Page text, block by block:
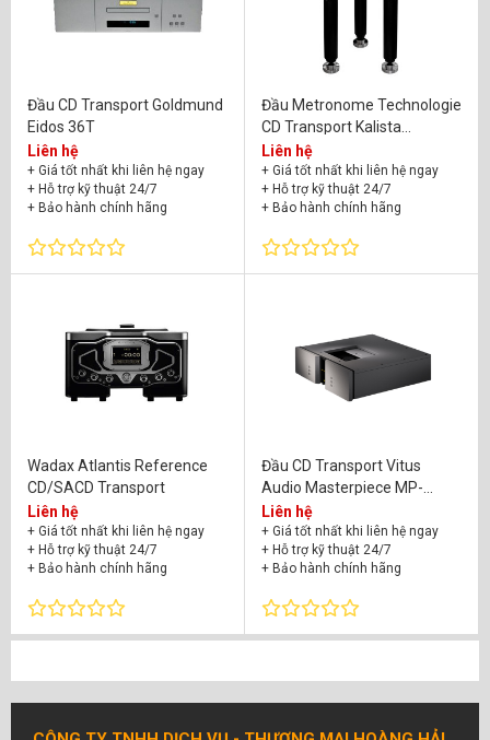
Đầu CD Transport Goldmund
Eidos 36T
Liên hệ
+ Giá tốt nhất khi liên hệ ngay
+ Hỗ trợ kỹ thuật 24/7
+ Bảo hành chính hãng
Đầu Metronome Technologie
CD Transport Kalista
Ultimate SE
(đầu,nguồn,chân)
Liên hệ
+ Giá tốt nhất khi liên hệ ngay
+ Hỗ trợ kỹ thuật 24/7
+ Bảo hành chính hãng
Wadax Atlantis Reference
CD/SACD Transport
Liên hệ
+ Giá tốt nhất khi liên hệ ngay
+ Hỗ trợ kỹ thuật 24/7
+ Bảo hành chính hãng
Đầu CD Transport Vitus
Audio Masterpiece MP-
T201mkII
Liên hệ
+ Giá tốt nhất khi liên hệ ngay
+ Hỗ trợ kỹ thuật 24/7
+ Bảo hành chính hãng